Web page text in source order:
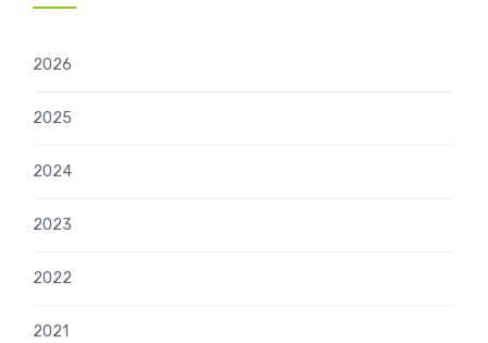
2026
2025
2024
2023
2022
2021